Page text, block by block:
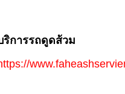
ริการรถดูดส้วม